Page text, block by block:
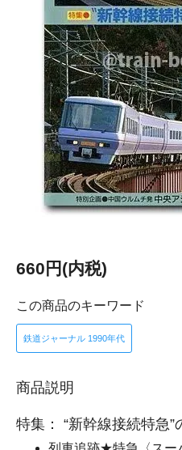
660円(内税)
この商品のキーワード
鉄道ジャーナル 1990年代
商品説明
特集： “新幹線接続特急”